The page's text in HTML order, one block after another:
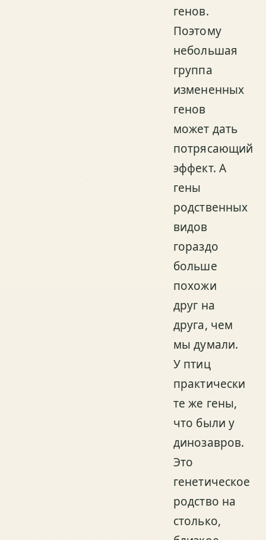
генов.
Поэтому
небольшая
группа
измененных
генов
может дать
потрясающий
эффект. А
гены
родственных
видов
гораздо
больше
похожи
друг на
друга, чем
мы думали.
У птиц
практически
те же гены,
что были у
динозавров.
Это
генетическое
родство на
столько,